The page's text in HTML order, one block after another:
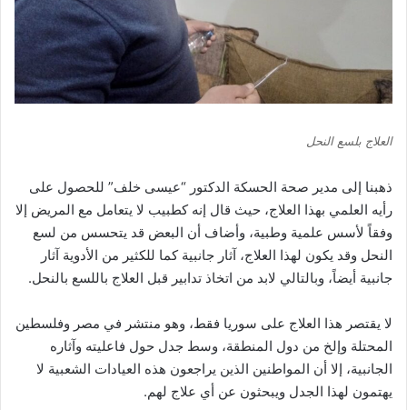
العلاج بلسع النحل
ذهبنا إلى مدير صحة الحسكة الدكتور “عيسى خلف” للحصول على
رأيه العلمي بهذا العلاج، حيث قال إنه كطبيب لا يتعامل مع المريض إلا
وفقاً لأسس علمية وطبية، وأضاف أن البعض قد يتحسس من لسع
النحل وقد يكون لهذا العلاج، آثار جانبية كما للكثير من الأدوية آثار
جانبية أيضاً، وبالتالي لابد من اتخاذ تدابير قبل العلاج باللسع بالنحل.
لا يقتصر هذا العلاج على سوريا فقط، وهو منتشر في مصر وفلسطين
المحتلة وإلخ من دول المنطقة، وسط جدل حول فاعليته وآثاره
الجانبية، إلا أن المواطنين الذين يراجعون هذه العيادات الشعبية لا
يهتمون لهذا الجدل ويبحثون عن أي علاج لهم.